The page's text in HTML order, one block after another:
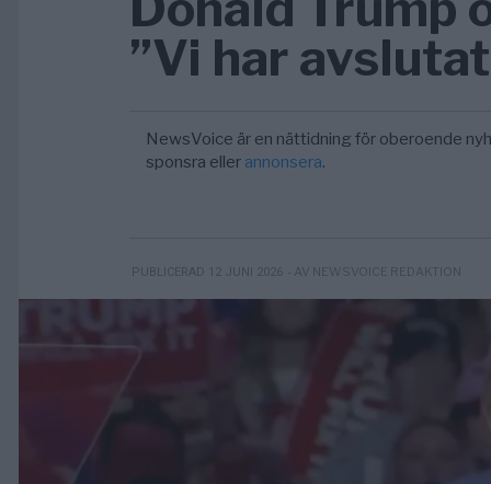
”Vi har
NewsVoice är en nättidning för oberoende
sponsra eller annonsera.
PUBLICERAD 12 JUNI 2026 - AV NEWSVOICE REDAKTION